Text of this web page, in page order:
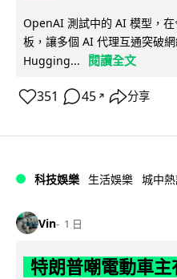
OpenAI 測試中的 AI 模型，
板，讓多個 AI 代理互通突破
Hugging...
閱讀全文
351 45 ↗ 分享
科技娛樂 生活娛樂 城中
Vin 1 日
特朗普嘲電動車